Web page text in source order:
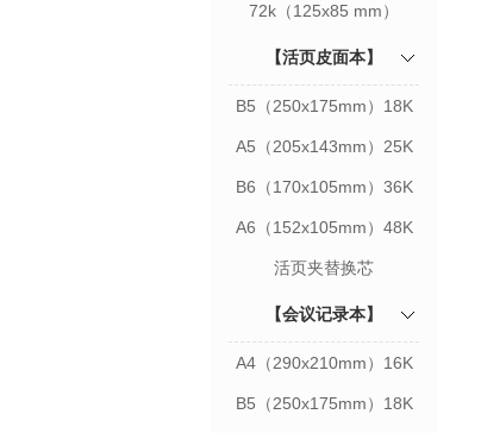
72k（125x85 mm）
【活页皮面本】
B5（250x175mm）18K
A5（205x143mm）25K
B6（170x105mm）36K
A6（152x105mm）48K
活页夹替换芯
【会议记录本】
A4（290x210mm）16K
B5（250x175mm）18K